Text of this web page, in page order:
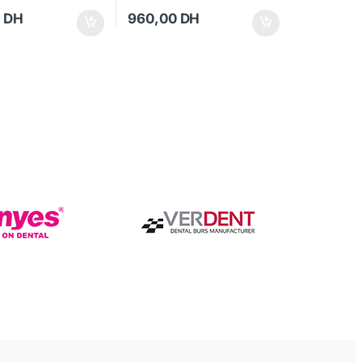
du produit
DH 960,00 DH